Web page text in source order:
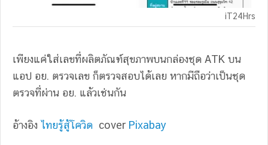
iT24Hrs
เพียงแค่ใส่เลขที่ผลิตภัณฑ์สุขภาพบนกล่องชุด ATK บน
แอป อย. ตรวจเลข ก็ตรวจสอบได้เลย หากมีถือว่าเป็นชุด
ตรวจที่ผ่าน อย. แล้วเช่นกัน
อ้างอิง ไทยรู้สู้โควิด cover Pixabay